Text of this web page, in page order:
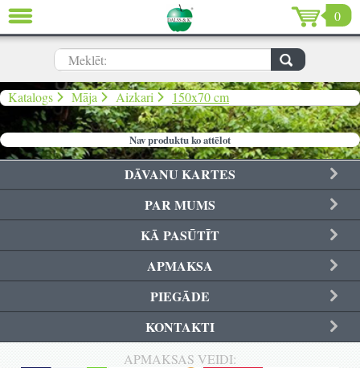
0
Meklēt:
Katalogs Māja Aizkari 150x70 cm
Nav produktu ko attēlot
DĀVANU KARTES
PAR MUMS
KĀ PASŪTĪT
APMAKSA
PIEGĀDE
KONTAKTI
APMAKSAS VEIDI:
AIZVĒRT
Dārzs (637)
Māja (198)
De Luxe (15)
Ziemassvētki & Jaunais gads (96)